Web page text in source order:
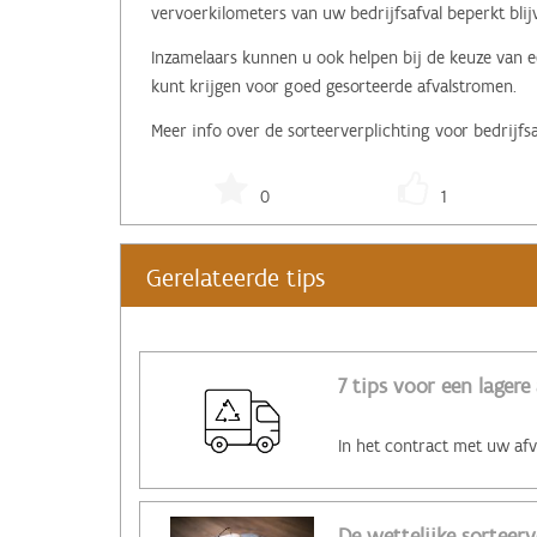
vervoerkilometers van uw bedrijfsafval beperkt
Inzamelaars kunnen u ook helpen bij de keuze van
kunt krijgen voor goed gesorteerde afvalstromen.
Meer info over de sorteerverplichting voor
0 1
Gerelateerde tips
7 tips voor een